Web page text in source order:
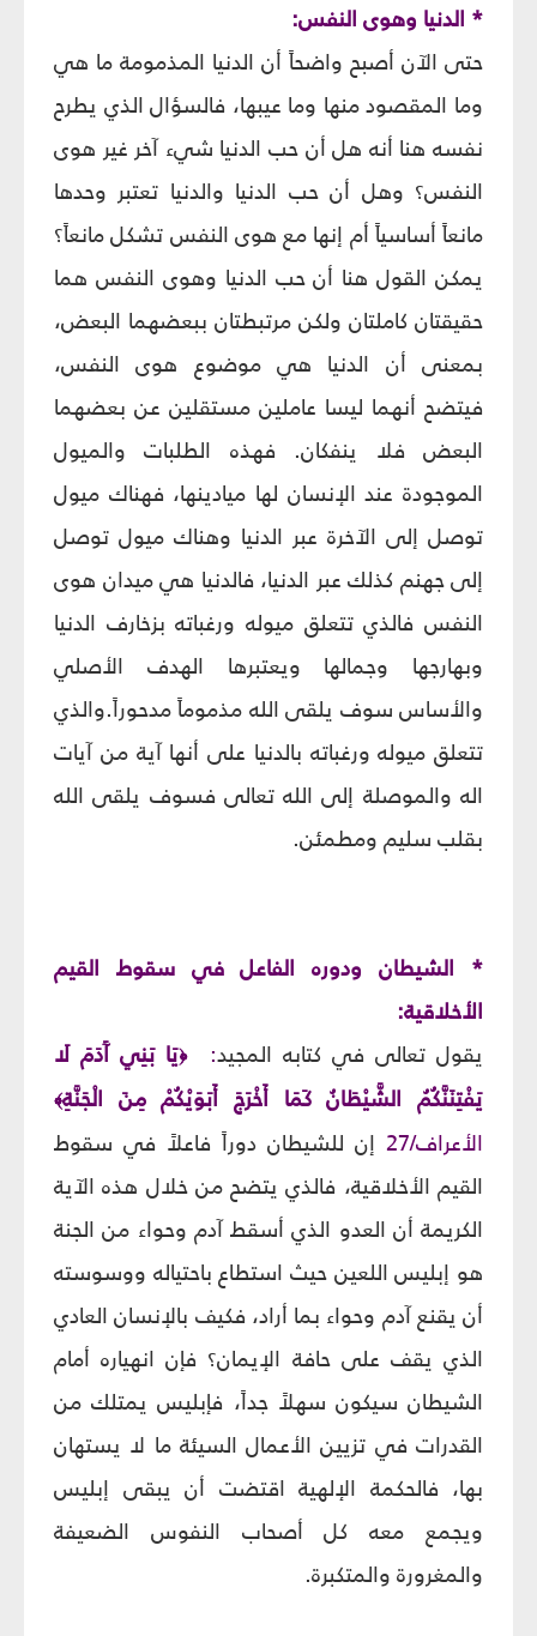
* الدنيا وهوى النفس:
حتى الآن أصبح واضحاً أن الدنيا المذمومة ما هي
وما المقصود منها وما عيبها، فالسؤال الذي يطرح
نفسه هنا أنه هل أن حب الدنيا شيء آخر غير هوى
النفس؟ وهل أن حب الدنيا والدنيا تعتبر وحدها
مانعاً أساسياً أم إنها مع هوى النفس تشكل مانعاً؟
يمكن القول هنا أن حب الدنيا وهوى النفس هما
حقيقتان كاملتان ولكن مرتبطتان ببعضهما البعض،
بمعنى أن الدنيا هي موضوع هوى النفس،
فيتضح أنهما ليسا عاملين مستقلين عن بعضهما
البعض فلا ينفكان. فهذه الطلبات والميول
الموجودة عند الإنسان لها ميادينها، فهناك ميول
توصل إلى الآخرة عبر الدنيا وهناك ميول توصل
إلى جهنم كذلك عبر الدنيا، فالدنيا هي ميدان هوى
النفس فالذي تتعلق ميوله ورغباته بزخارف الدنيا
وبهارجها وجمالها ويعتبرها الهدف الأصلي
والأساس سوف يلقى الله مذموماً مدحوراً.والذي
تتعلق ميوله ورغباته بالدنيا على أنها آية من آيات
اله والموصلة إلى الله تعالى فسوف يلقى الله
بقلب سليم ومطمئن.
* الشيطان ودوره الفاعل في سقوط القيم
الأخلاقية:
يقول تعالى في كتابه المجيد: ﴿يَا بَنِي آَدَمَ لَا
يَفْتِنَنَّكُمُ الشَّيْطَانُ كَمَا أَخْرَجَ أَبَوَيْكُمْ مِنَ الْجَنَّةِ﴾
الأعراف/27
إن للشيطان دوراً فاعلاً في سقوط
القيم الأخلاقية، فالذي يتضح من خلال هذه الآية
الكريمة أن العدو الذي أسقط آدم وحواء من الجنة
هو إبليس اللعين حيث استطاع باحتياله ووسوسته
أن يقنع آدم وحواء بما أراد، فكيف بالإنسان العادي
الذي يقف على حافة الإيمان؟ فإن انهياره أمام
الشيطان سيكون سهلاً جداً، فإبليس يمتلك من
القدرات في تزيين الأعمال السيئة ما لا يستهان
بها، فالحكمة الإلهية اقتضت أن يبقى إبليس
ويجمع معه كل أصحاب النفوس الضعيفة
والمغرورة والمتكبرة.